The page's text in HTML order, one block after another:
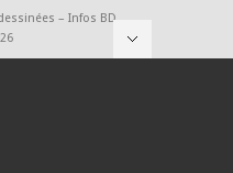
– Infos BD,